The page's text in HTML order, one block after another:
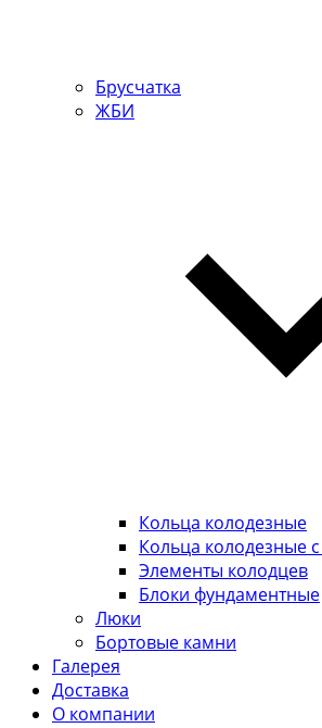
Брусчатка
ЖБИ
Кольца колодезные
Кольца колодезные
Элементы колодцев
Блоки фундаментные
Люки
Бортовые камни
Галерея
Доставка
О компании